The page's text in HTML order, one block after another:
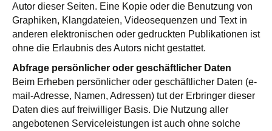
Autor dieser Seiten. Eine Kopie oder die Benutzung von
Graphiken, Klangdateien, Videosequenzen und Text in
anderen elektronischen oder gedruckten Publikationen ist
ohne die Erlaubnis des Autors nicht gestattet.
Abfrage persönlicher oder geschäftlicher Daten
Beim Erheben persönlicher oder geschäftlicher Daten (e-
mail-Adresse, Namen, Adressen) tut der Erbringer dieser
Daten dies auf freiwilliger Basis. Die Nutzung aller
angebotenen Serviceleistungen ist auch ohne solche